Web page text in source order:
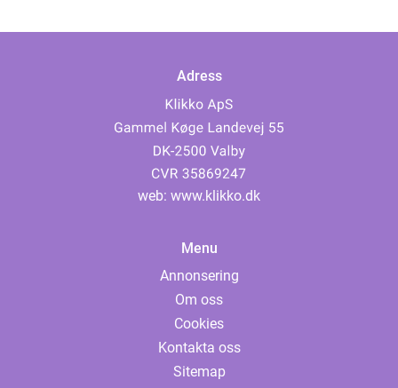
Adress
web: www.klikko.dk
Menu
Annonsering
Om oss
Cookies
Kontakta oss
Sitemap